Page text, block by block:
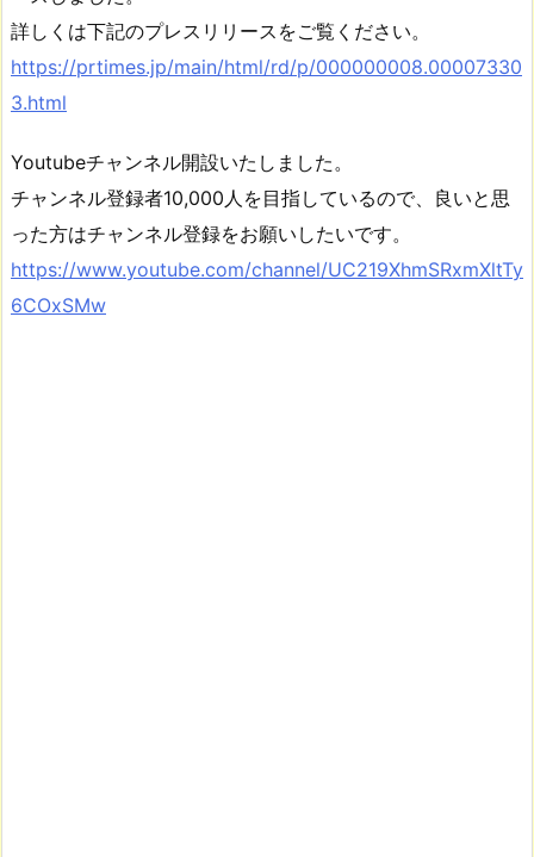
詳しくは下記のプレスリリースをご覧ください。
https://prtimes.jp/main/html/rd/p/000000008.00007330
3.html
Youtubeチャンネル開設いたしました。
チャンネル登録者10,000人を目指しているので、良いと思
った方はチャンネル登録をお願いしたいです。
https://www.youtube.com/channel/UC219XhmSRxmXltTy
6COxSMw